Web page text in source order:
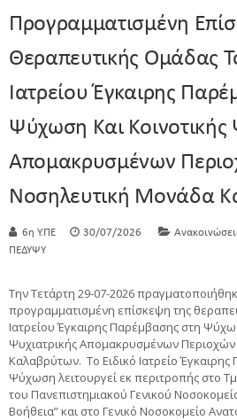
Προγραμματισμένη
Θεραπευτικής Ομάδας
Ιατρείου Έγκαιρης
Ψύχωση Και Κοινοτικής
Απομακρυσμένων
Νοσηλευτική Μονάδα
6η Υ.ΠΕ 30/07/2026
ΠΕΔΥΨΥ
Την Τετάρτη 29-07-2026
προγραμματισμένη επίσκεψη της
Ιατρείου Έγκαιρης Παρέμβασης στη
Ψυχιατρικής Απομακρυσμένων
Καλαβρύτων. Το Ειδικό Ιατρείο
Ψύχωση λειτουργεί εκ περιτροπής στο
του Πανεπιστημιακού Γενικού
Βοήθεια” και στο Γενικό Νοσοκομείο